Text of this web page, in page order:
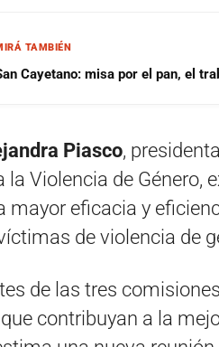
TAMBIÉN
Cayetano: misa por el pan, el
Piasco,
la Violencia de Género,
mayor eficacia y
de violencia de
de las tres
contribuyan a la